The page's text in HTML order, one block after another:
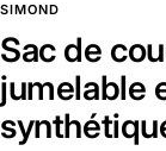
SIMOND
Sac de
jumelable